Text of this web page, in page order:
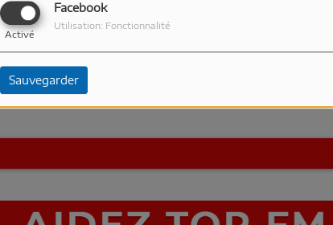
Facebook
Activé
Utilisation: Fonctionnalité
Sauvegarder